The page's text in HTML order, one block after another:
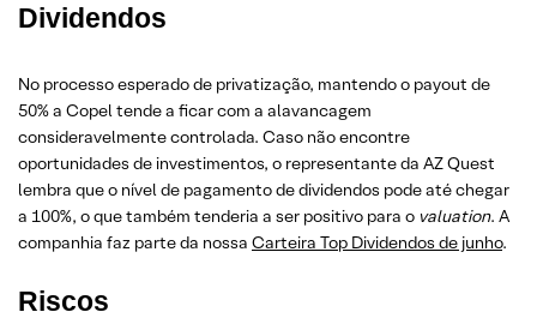
Dividendos
No processo esperado de privatização, mantendo o payout de
50% a Copel tende a ficar com a alavancagem
consideravelmente controlada. Caso não encontre
oportunidades de investimentos, o representante da AZ Quest
lembra que o nível de pagamento de dividendos pode até chegar
a 100%, o que também tenderia a ser positivo para o valuation. A
companhia faz parte da nossa Carteira Top Dividendos de junho.
Riscos